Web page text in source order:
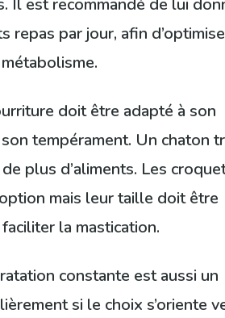
repas par jour, afin
doit être adapté à son
tempérament. Un chaton
plus d’aliments. Les
mais leur taille doit être
la mastication.
constante est aussi un
si le choix s’oriente